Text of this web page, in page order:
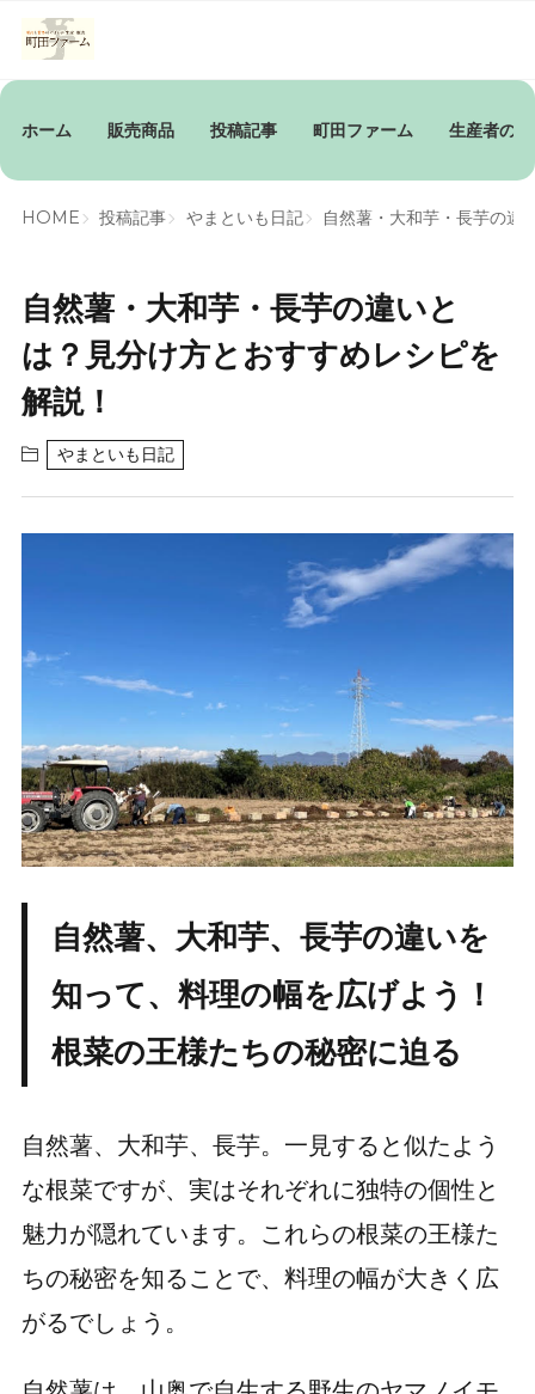
ホーム 販売商品 投稿記事 町田ファーム 生産者の
HOME 投稿記事 やまといも日記 自然薯・大和芋・長芋の違
自然薯・大和芋・長芋の違いと
は？見分け方とおすすめレシピを
解説！
やまといも日記
自然薯、大和芋、長芋の違いを
知って、料理の幅を広げよう！
根菜の王様たちの秘密に迫る
自然薯、大和芋、長芋。一見すると似たよう
な根菜ですが、実はそれぞれに独特の個性と
魅力が隠れています。これらの根菜の王様た
ちの秘密を知ることで、料理の幅が大きく広
がるでしょう。